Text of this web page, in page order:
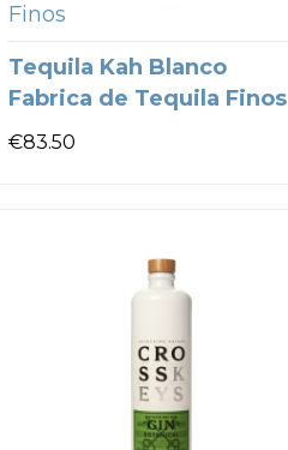
Finos
Tequila Kah Blanco
Fabrica de Tequila Finos
€83.50